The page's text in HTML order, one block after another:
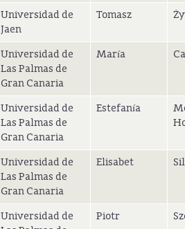
Universidad de
Jaen
Tomasz
Universidad de
Las Palmas de
Gran Canaria
María
Universidad de
Las Palmas de
Gran Canaria
Estefanía
Universidad de
Las Palmas de
Gran Canaria
Elisabet
Universidad de
Piotr